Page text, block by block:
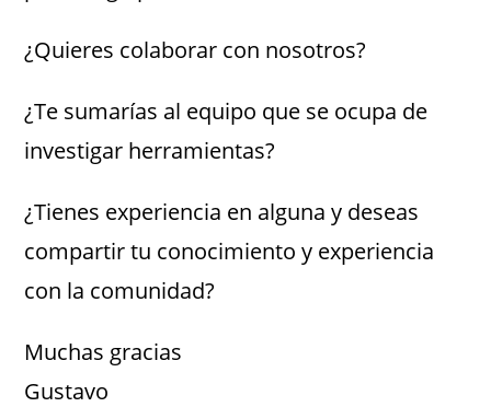
¿Quieres colaborar con nosotros?
¿Te sumarías al equipo que se ocupa de
investigar herramientas?
¿Tienes experiencia en alguna y deseas
compartir tu conocimiento y experiencia
con la comunidad?
Muchas gracias
Gustavo